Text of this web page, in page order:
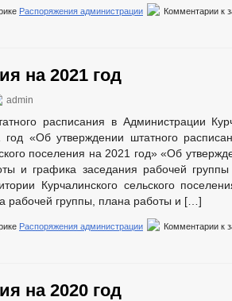
Распоряжения администрации Комментарии к
на 2021 год
admin
расписания в Администрации
«Об утверждении штатного
поселения на 2021 год» «Об
и графика заседания рабочей группы
Курчалинского сельского
рабочей группы, плана работы и […]
Распоряжения администрации Комментарии к
на 2020 год